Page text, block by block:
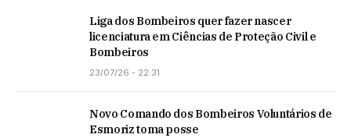
Liga dos Bombeiros quer fazer nascer
licenciatura em Ciências de Proteção Civil e
Bombeiros
23/07/26 - 22:31
Novo Comando dos Bombeiros Voluntários de
Esmoriz toma posse